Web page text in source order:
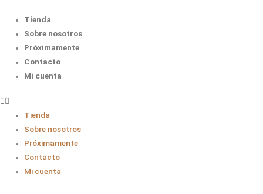
Tienda
Sobre nosotros
Próximamente
Contacto
Mi cuenta
Tienda
Sobre nosotros
Próximamente
Contacto
Mi cuenta
Herrería
quantity
Herrería
quantity